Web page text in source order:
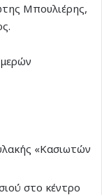
Μπουλιέρης,
«Κασιωτών
στο κέντρο